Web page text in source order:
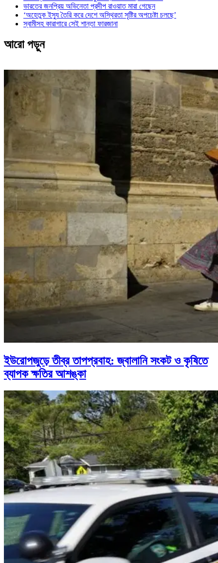
ভারতের জনপ্রিয় অভিনেতা প্রদীপ রাওয়াত মারা গেছেন
‘অহেতুক ইস্যু তৈরি করে দেশে অস্থিরতা সৃষ্টির অপচেষ্টা চলছে’
স্বামীসহ কারাগারে সেই শান্তা ফারজানা
আরো পড়ুন
ইউরোপজুড়ে তীব্র তাপপ্রবাহ: জ্বালানি সংকট ও কৃষিতে
ব্যাপক ক্ষতির আশঙ্কা